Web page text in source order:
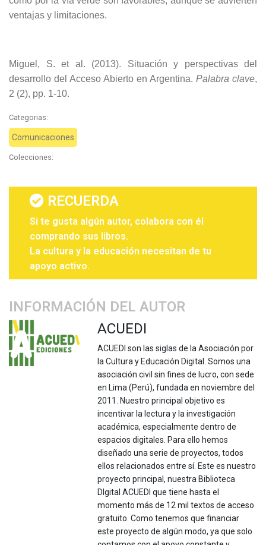
ventajas y limitaciones.
Miguel, S. et al. (2013). Situación y perspectivas del
desarrollo del Acceso Abierto en Argentina. Palabra clave,
2 (2), pp. 1-10.
Categorias:
Comunicaciones
Colecciones:
RECUERDA
Si te gusta algún autor, colabora con él
comprando sus libros.
La cultura y la educación necesitan de tu
apoyo activo.
INFORMACIÓN DEL AUTOR
ACUEDI
ACUEDI son las siglas de la Asociación por
la Cultura y Educación Digital. Somos una
asociación civil sin fines de lucro, con sede
en Lima (Perú), fundada en noviembre del
2011. Nuestro principal objetivo es
incentivar la lectura y la investigación
académica, especialmente dentro de
espacios digitales. Para ello hemos
diseñado una serie de proyectos, todos
ellos relacionados entre sí. Este es nuestro
proyecto principal, nuestra Biblioteca
DIgital ACUEDI que tiene hasta el
momento más de 12 mil textos de acceso
gratuito. Como tenemos que financiar
este proyecto de algún modo, ya que solo